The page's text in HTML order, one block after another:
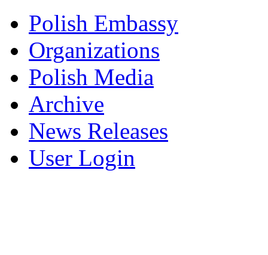
Polish Embassy
Organizations
Polish Media
Archive
News Releases
User Login